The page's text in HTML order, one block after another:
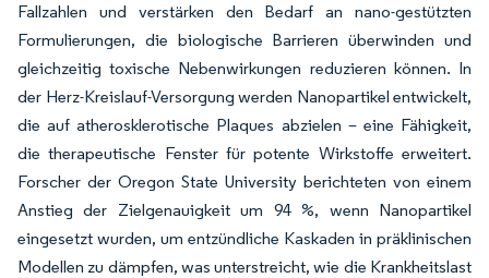
Fallzahlen und verstärken den Bedarf an nano-gestützten
Formulierungen, die biologische Barrieren überwinden und
gleichzeitig toxische Nebenwirkungen reduzieren können. In
der Herz-Kreislauf-Versorgung werden Nanopartikel entwickelt,
die auf atherosklerotische Plaques abzielen – eine Fähigkeit,
die therapeutische Fenster für potente Wirkstoffe erweitert.
Forscher der Oregon State University berichteten von einem
Anstieg der Zielgenauigkeit um 94 %, wenn Nanopartikel
eingesetzt wurden, um entzündliche Kaskaden in präklinischen
Modellen zu dämpfen, was unterstreicht, wie die Krankheitslast